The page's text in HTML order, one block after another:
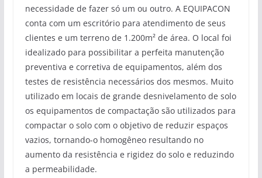
necessidade de fazer só um ou outro. A EQUIPACON
conta com um escritório para atendimento de seus
clientes e um terreno de 1.200m² de área. O local foi
idealizado para possibilitar a perfeita manutenção
preventiva e corretiva de equipamentos, além dos
testes de resistência necessários dos mesmos. Muito
utilizado em locais de grande desnivelamento de solo
os equipamentos de compactação são utilizados para
compactar o solo com o objetivo de reduzir espaços
vazios, tornando-o homogêneo resultando no
aumento da resistência e rigidez do solo e reduzindo
a permeabilidade.